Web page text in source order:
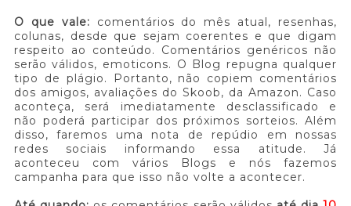
O que vale: comentários do mês atual, resenhas,
colunas, desde que sejam coerentes e que digam
respeito ao conteúdo. Comentários genéricos não
serão válidos, emoticons. O Blog repugna qualquer
tipo de plágio. Portanto, não copiem comentários
dos amigos, avaliações do Skoob, da Amazon. Caso
aconteça, será imediatamente desclassificado e
não poderá participar dos próximos sorteios. Além
disso, faremos uma nota de repúdio em nossas
redes sociais informando essa atitude. Já
aconteceu com vários Blogs e nós fazemos
campanha para que isso não volte a acontecer.